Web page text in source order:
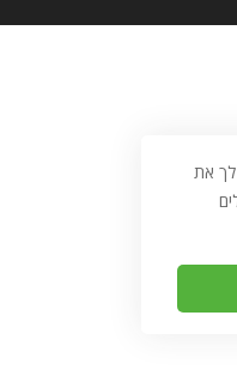
לך את